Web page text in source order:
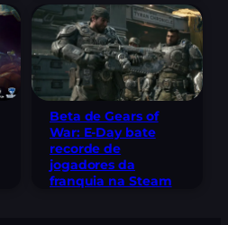
Beta de Gears of
War: E-Day bate
recorde de
jogadores da
franquia na Steam